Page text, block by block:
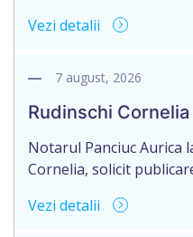
cunoștință pierderea
agricol nr. 1961 din
Vezi detalii
7 august, 2026
Rudinschi Cornelia
Notarul Panciuc Aurica
Cornelia, solicit
pierderea originalului
Vezi detalii